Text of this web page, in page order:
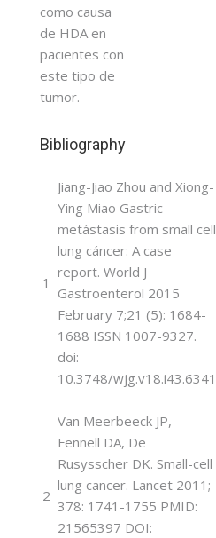
como causa
de HDA en
pacientes con
este tipo de
tumor.
Bibliography
1
Jiang-Jiao Zhou and Xiong-
Ying Miao Gastric
metástasis from small cell
lung cáncer: A case
report. World J
Gastroenterol 2015
February 7;21 (5): 1684-
1688 ISSN 1007-9327.
doi:
10.3748/wjg.v18.i43.6341
2
Van Meerbeeck JP,
Fennell DA, De
Rusysscher DK. Small-cell
lung cancer. Lancet 2011;
378: 1741-1755 PMID:
21565397 DOI: